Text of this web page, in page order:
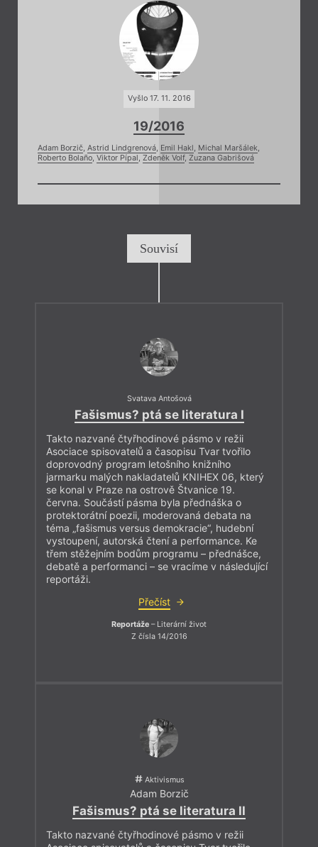
Vyšlo 17. 11. 2016
19/2016
Adam Borzič, Astrid Lindgrenová, Emil Hakl, Michal Maršálek,
Roberto Bolaño, Viktor Pípal, Zdeněk Volf, Zuzana Gabrišová
Souvisí
Svatava Antošová
Fašismus? ptá se literatura I
Takto nazvané čtyřhodinové pásmo v režii
Asociace spisovatelů a časopisu Tvar tvořilo
doprovodný program letošního knižního
jarmarku malých nakladatelů KNIHEX 06, který
se konal v Praze na ostrově Štvanice 19.
června. Součástí pásma byla přednáška o
protektorátní poezii, moderovaná debata na
téma „fašismus versus demokracie“, hudební
vystoupení, autorská čtení a performance. Ke
třem stěžejním bodům programu – přednášce,
debatě a performanci – se vracíme v následující
reportáži.
Přečíst
Reportáže – Literární život
Z čísla 14/2016
Aktivismus
Adam Borzič
Fašismus? ptá se literatura II
Takto nazvané čtyřhodinové pásmo v režii